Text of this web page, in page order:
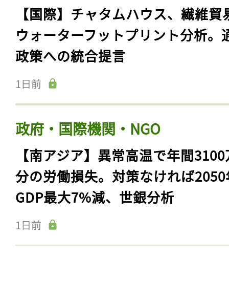
【国際】チャタムハウス、繊維貿
ウォーターフットプリント分析。
政策への統合提言
1日前
政府・国際機関・NGO
【南アジア】異常高温で年間
分の労働損失。対策なければ
GDP最大7%減、世銀分析
1日前